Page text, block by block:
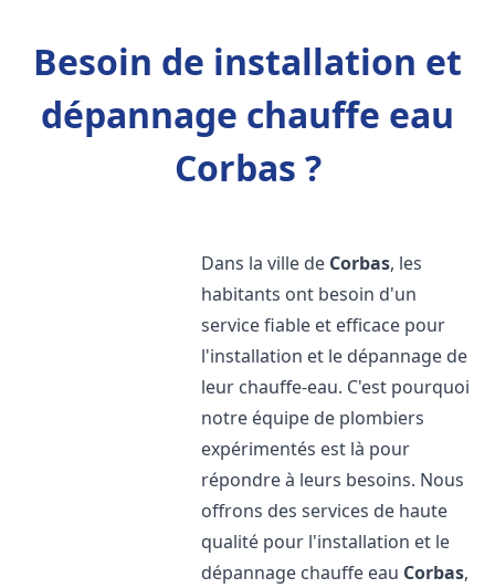
Besoin de installation et
dépannage chauffe eau
Corbas ?
Dans la ville de Corbas, les
habitants ont besoin d'un
service fiable et efficace pour
l'installation et le dépannage de
leur chauffe-eau. C'est pourquoi
notre équipe de plombiers
expérimentés est là pour
répondre à leurs besoins. Nous
offrons des services de haute
qualité pour l'installation et le
dépannage chauffe eau Corbas,